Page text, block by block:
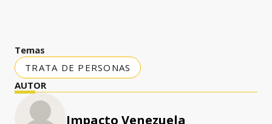
Temas
TRATA DE PERSONAS
AUTOR
Impacto Venezuela